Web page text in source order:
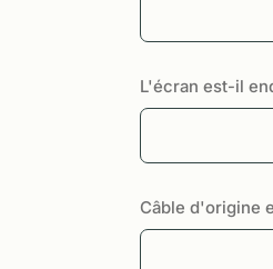
L'écran est-il
Câble d'origine